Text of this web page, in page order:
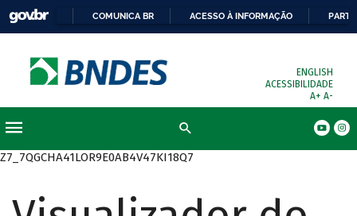
COMUNICA BR ACESSO À INFORMAÇÃO
ENGLISH
ACESSIBILIDADE
A+ A-
Z7_7QGCHA41LOR9E0AB4V47KI18Q7